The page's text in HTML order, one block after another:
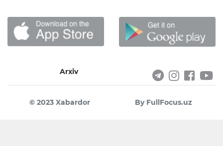
Arxiv
© 2023 Xabardor By FullFocus.uz